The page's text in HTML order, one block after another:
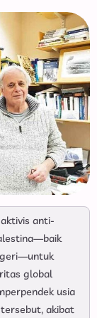
anti-
global
usia
akibat